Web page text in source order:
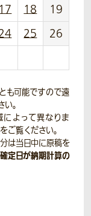
18
19
25
26
も可能ですので遠
。
よって異なりま
をご覧ください。
は当日中に原稿を
定日が納期計算の